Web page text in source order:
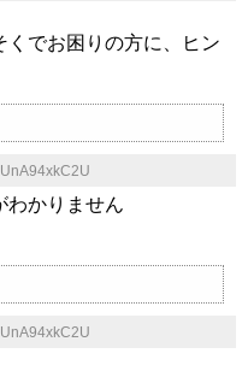
でお困りの方に、ヒン
わかりません